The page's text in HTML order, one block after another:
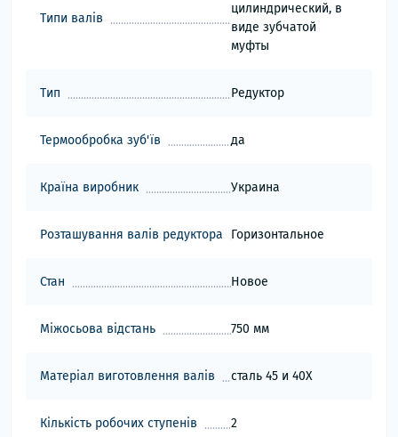
Типи валів
цилиндрический, в
виде зубчатой
муфты
Тип Редуктор
Термообробка зуб'їв да
Країна виробник Украина
Розташування валів редуктора Горизонтальное
Стан Новое
Міжосьова відстань 750 мм
Матеріал виготовлення валів сталь 45 и 40Х
Кількість робочих ступенів 2